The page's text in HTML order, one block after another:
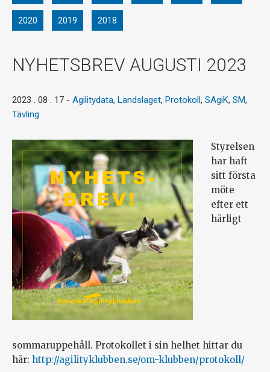
2020 2019 2018
NYHETSBREV AUGUSTI 2023
2023 . 08 . 17 - Agilitydata, Landslaget, Protokoll , SAgiK, SM,
Tävling
Styrelsen
har haft
sitt första
möte
efter ett
härligt
sommaruppehåll. Protokollet i sin helhet hittar du
här: http://agilityklubben.se/om-klubben/protokoll/